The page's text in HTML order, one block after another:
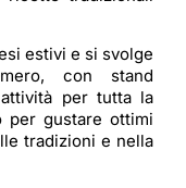
estivi e si svolge
con stand
per tutta la
per gustare ottimi
tradizioni e nella